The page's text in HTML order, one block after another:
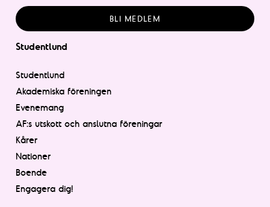
BLI MEDLEM
Studentlund
Studentlund
Akademiska föreningen
Evenemang
AF:s utskott och anslutna föreningar
Kårer
Nationer
Boende
Engagera dig!